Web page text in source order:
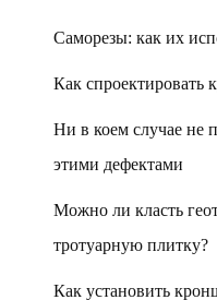
Саморезы: как их
Как спроектировать
Ни в коем случае не
этими дефектами
Можно ли класть
тротуарную плитку?
Как установить